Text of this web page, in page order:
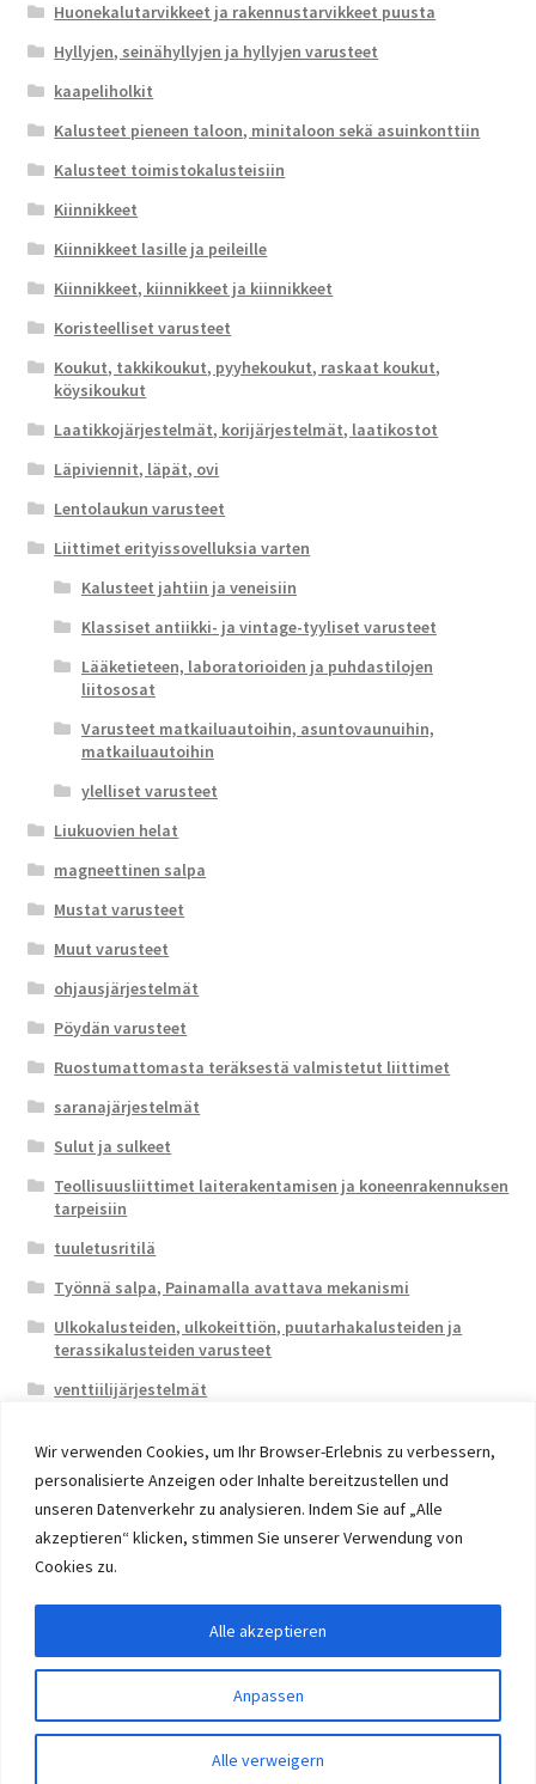
Wir verwenden Cookies, um Ihr Browser-Erlebnis zu verbessern,
personalisierte Anzeigen oder Inhalte bereitzustellen und
unseren Datenverkehr zu analysieren. Indem Sie auf „Alle
akzeptieren“ klicken, stimmen Sie unserer Verwendung von
Cookies zu.
Anpassen
Alle verweigern
Alle akzeptieren
Huonekalutarvikkeet ja rakennustarvikkeet puusta
Hyllyjen, seinähyllyjen ja hyllyjen varusteet
kaapeliholkit
Kalusteet pieneen taloon, minitaloon sekä asuinkonttiin
Kalusteet toimistokalusteisiin
Kiinnikkeet
Kiinnikkeet lasille ja peileille
Kiinnikkeet, kiinnikkeet ja kiinnikkeet
Koristeelliset varusteet
Koukut, takkikoukut, pyyhekoukut, raskaat koukut,
köysikoukut
Laatikkojärjestelmät, korijärjestelmät, laatikostot
Läpiviennit, läpät, ovi
Lentolaukun varusteet
Liittimet erityissovelluksia varten
Kalusteet jahtiin ja veneisiin
Klassiset antiikki- ja vintage-tyyliset varusteet
Lääketieteen, laboratorioiden ja puhdastilojen
liitososat
Varusteet matkailuautoihin, asuntovaunuihin,
matkailuautoihin
ylelliset varusteet
Liukuovien helat
magneettinen salpa
Mustat varusteet
Muut varusteet
ohjausjärjestelmät
Pöydän varusteet
Ruostumattomasta teräksestä valmistetut liittimet
saranajärjestelmät
Sulut ja sulkeet
Teollisuusliittimet laiterakentamisen ja koneenrakennuksen
tarpeisiin
tuuletusritilä
Työnnä salpa, Painamalla avattava mekanismi
Ulkokalusteiden, ulkokeittiön, puutarhakalusteiden ja
terassikalusteiden varusteet
venttiilijärjestelmät
© 2026 Eruon Trade UG, Germany, member of the ERUON